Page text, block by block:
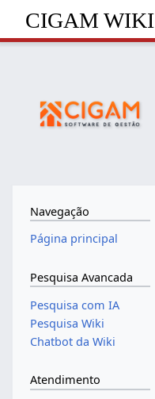
CIGAM WIKI
Navegação
Página principal
Pesquisa Avancada
Pesquisa com IA
Pesquisa Wiki
Chatbot da Wiki
Atendimento